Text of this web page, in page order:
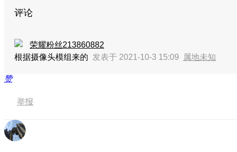
评论
荣耀粉丝213860882
根据摄像头模组来的 发表于 2021-10-3 15:09 属地未知
赞
举报